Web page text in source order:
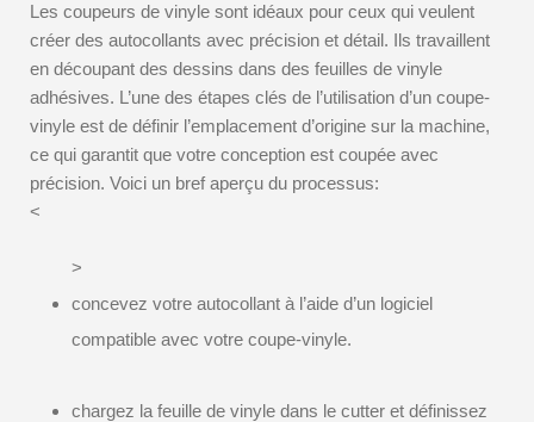
Les coupeurs de vinyle sont idéaux pour ceux qui veulent
créer des autocollants avec précision et détail. Ils travaillent
en découpant des dessins dans des feuilles de vinyle
adhésives. L’une des étapes clés de l’utilisation d’un coupe-
vinyle est de définir l’emplacement d’origine sur la machine,
ce qui garantit que votre conception est coupée avec
précision. Voici un bref aperçu du processus:
<
>
concevez votre autocollant à l’aide d’un logiciel
compatible avec votre coupe-vinyle.
chargez la feuille de vinyle dans le cutter et définissez